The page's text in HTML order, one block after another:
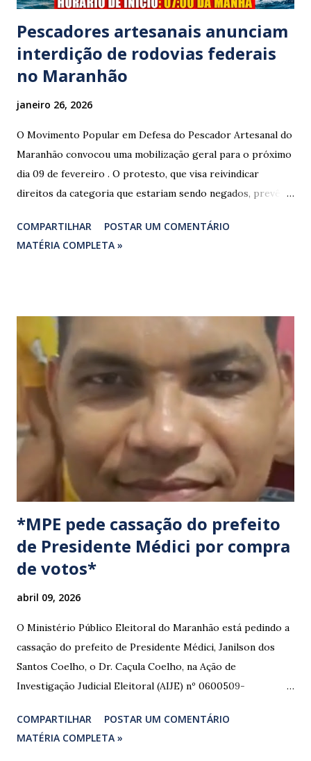
Pescadores artesanais anunciam
interdição de rodovias federais
no Maranhão
janeiro 26, 2026
O Movimento Popular em Defesa do Pescador Artesanal do
Maranhão convocou uma mobilização geral para o próximo
dia 09 de fevereiro . O protesto, que visa reivindicar
direitos da categoria que estariam sendo negados, prevê o
federais que cortam o estado. ​As interdições estão
programadas para começar às 07:00 da manhã e, segundo
manifestação busca chamar a atenção das autoridades para
a pauta da pesca artesanal maranhense, exigindo o
cumprimento de garantias e assistência aos trabalhadores
do setor. Motoristas que planejam trafegar por essas
regiões na data devem estar atentos a possíveis
congestionamentos e atrasos.
COMPARTILHAR
POSTAR UM COMENTÁRIO
MATÉRIA COMPLETA »
*MPE pede cassação do prefeito
de Presidente Médici por compra
de votos*
abril 09, 2026
O Ministério Público Eleitoral do Maranhão está pedindo a
cassação do prefeito de Presidente Médici, Janilson dos
Santos Coelho, o Dr. Caçula Coelho, na Ação de
Investigação Judicial Eleitoral (AIJE) nº 0600509-
Santa Luzia do Paruá. A ação foi movida pela Coligação
“União e Reconstrução” (PP/PL/União), que denunciou a
COMPARTILHAR
POSTAR UM COMENTÁRIO
MATÉRIA COMPLETA »